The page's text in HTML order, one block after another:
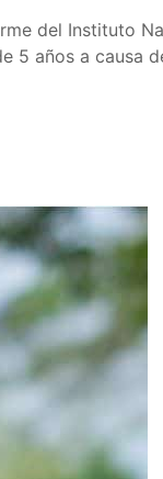
del Instituto
5 años a causa